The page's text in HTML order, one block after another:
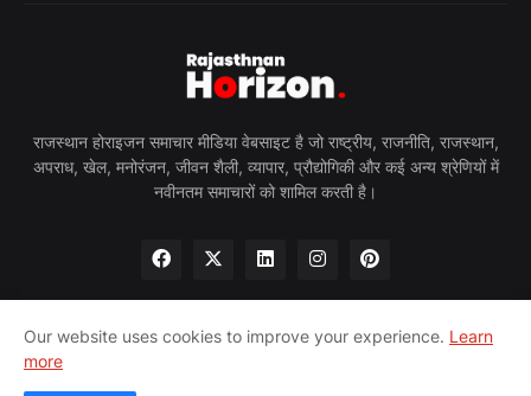
राजस्थान होराइजन समाचार मीडिया वेबसाइट है जो राष्ट्रीय, राजनीति, राजस्थान,
अपराध, खेल, मनोरंजन, जीवन शैली, व्यापार, प्रौद्योगिकी और कई अन्य श्रेणियों में
नवीनतम समाचारों को शामिल करती है।
होम
Our website uses cookies to improve your experience. Learn
more